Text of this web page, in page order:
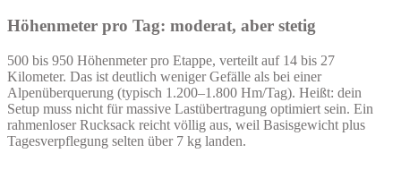
Höhenmeter pro Tag: moderat, aber stetig
500 bis 950 Höhenmeter pro Etappe, verteilt auf 14 bis 27
Kilometer. Das ist deutlich weniger Gefälle als bei einer
Alpenüberquerung (typisch 1.200–1.800 Hm/Tag). Heißt: dein
Setup muss nicht für massive Lastübertragung optimiert sein. Ein
rahmenloser Rucksack reicht völlig aus, weil Basisgewicht plus
Tagesverpflegung selten über 7 kg landen.